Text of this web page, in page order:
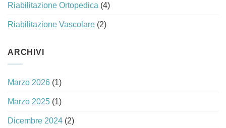
Riabilitazione Ortopedica (4)
Riabilitazione Vascolare (2)
ARCHIVI
Marzo 2026 (1)
Marzo 2025 (1)
Dicembre 2024 (2)